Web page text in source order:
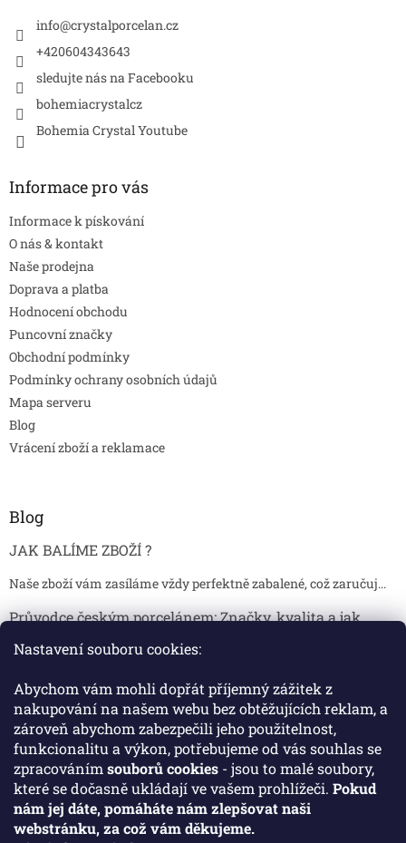
Nastavení souboru cookies:
Abychom vám mohli dopřát příjemný zážitek z
nakupování na našem webu bez obtěžujících reklam, a
zároveň abychom zabezpečili jeho použitelnost,
funkcionalitu a výkon, potřebujeme od vás souhlas se
zpracováním souborů cookies - jsou to malé soubory,
které se dočasně ukládají ve vašem prohlížeči. Pokud
nám jej dáte, pomáháte nám zlepšovat naši
webstránku, za což vám děkujeme.
info@crystalporcelan.cz
+420604343643
sledujte nás na Facebooku
bohemiacrystalcz
Bohemia Crystal Youtube
Informace pro vás
Informace k pískování
O nás & kontakt
Naše prodejna
Doprava a platba
Hodnocení obchodu
Puncovní značky
Obchodní podmínky
Podmínky ochrany osobních údajů
Mapa serveru
Blog
Vrácení zboží a reklamace
Blog
JAK BALÍME ZBOŽÍ ?
Naše zboží vám zasíláme vždy perfektně zabalené, což zaručuj...
Průvodce českým porcelánem: Značky, kvalita a jak
Jak skladovat broušené sklenice, aby se nepoškodily?
Broušené sklenice jsou symbolem elegance, tradice a luxusu. ...
Facebook